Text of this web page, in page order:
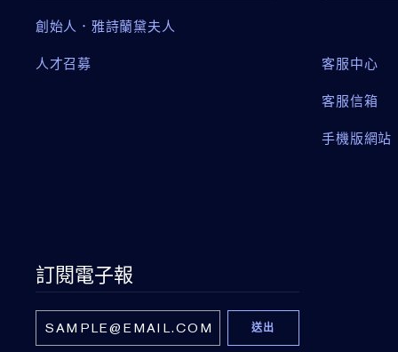
創始人．雅詩蘭黛夫人
人才召募 客服中心
客服信箱
手機版網站
訂閱電子報